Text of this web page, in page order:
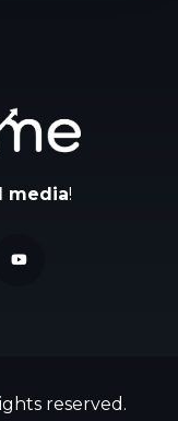
media!
reserved.